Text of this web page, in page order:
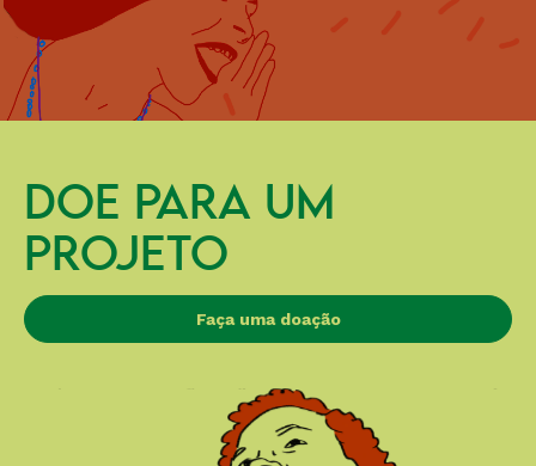
DOE PARA UM
PROJETO
Faça uma doação